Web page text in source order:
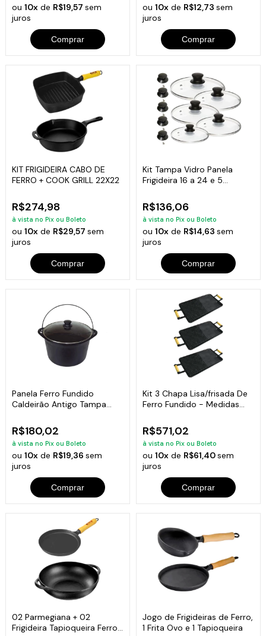
ou10x de R$19,57sem
juros
Comprar
ou 10xde R$12,73 sem
juros
Comprar
KIT FRIGIDEIRA CABO DE
FERRO + COOK GRILL 22X22
R$274,98
à vista no Pix ou Boleto
ou10x de R$29,57sem
juros
Comprar
Kit Tampa Vidro Panela
Frigideira 16 a 24 e 5
R$136,06
à vista no Pix ou Boleto
ou 10xde R$14,63 sem
juros
Comprar
Panela Ferro Fundido
Caldeirão Antigo Tampa
R$180,02
à vista no Pix ou Boleto
ou10x de R$19,36sem
juros
Comprar
Kit 3 Chapa Lisa/frisada De
Ferro Fundido - Medidas
R$571,02
à vista no Pix ou Boleto
ou 10xde R$61,40sem
juros
Comprar
02 Parmegiana + 02
Frigideira Tapioqueira Ferro
Jogo de Frigideiras de Ferro,
1 Frita Ovo e 1 Tapioqueira